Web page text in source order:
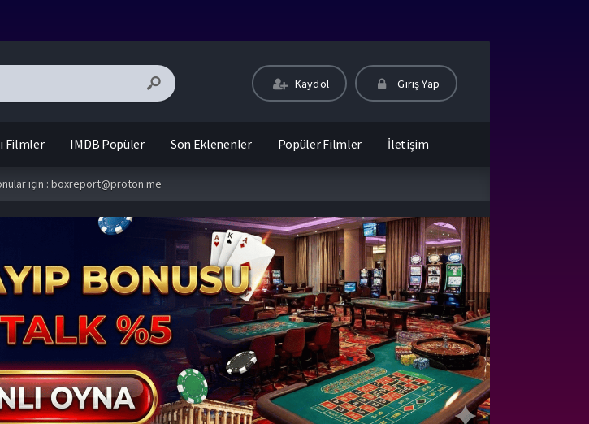
Kaydol Giriş Yap
Filmler IMDB Popüler Son Eklenenler Popüler Filmler İletişim
için : boxreport@proton.me